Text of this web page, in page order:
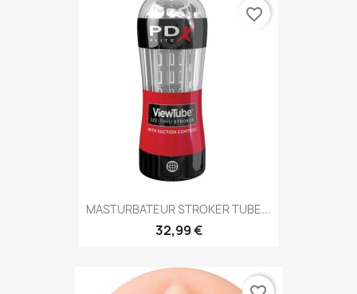
MASTURBATEUR STROKER TUBE...
32,99 €
favorite_border